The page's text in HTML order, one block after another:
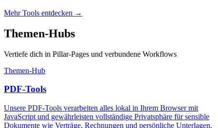
Mehr Tools entdecken →
Themen-Hubs
Vertiefe dich in Pillar-Pages und verbundene Workflows
Themen-Hub
PDF-Tools
Unsere PDF-Tools verarbeiten alles lokal in Ihrem Browser mit
JavaScript und gewährleisten vollständige Privatsphäre für sensible
Dokumente wie Verträge, Rechnungen und persönliche Unterlagen.